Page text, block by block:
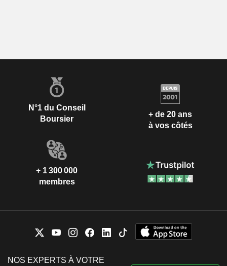
N°1 du Conseil
Boursier
+ de 20 ans
à vos côtés
+ 1 300 000
membres
NOS EXPERTS À VOTRE